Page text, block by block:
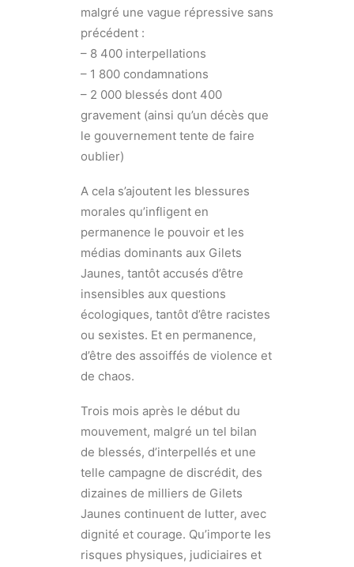
malgré une vague répressive sans
précédent :
– 8 400 interpellations
– 1 800 condamnations
– 2 000 blessés dont 400
gravement (ainsi qu’un décès que
le gouvernement tente de faire
oublier)
A cela s’ajoutent les blessures
morales qu’infligent en
permanence le pouvoir et les
médias dominants aux Gilets
Jaunes, tantôt accusés d’être
insensibles aux questions
écologiques, tantôt d’être racistes
ou sexistes. Et en permanence,
d’être des assoiffés de violence et
de chaos.
Trois mois après le début du
mouvement, malgré un tel bilan
de blessés, d’interpellés et une
telle campagne de discrédit, des
dizaines de milliers de Gilets
Jaunes continuent de lutter, avec
dignité et courage. Qu’importe les
risques physiques, judiciaires et